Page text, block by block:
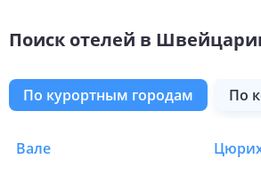
Поиск отелей в
по курортным городам по
Вале